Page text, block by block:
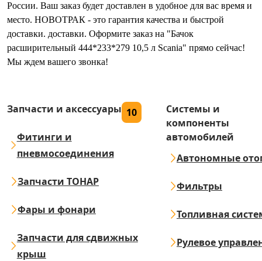
России. Ваш заказ будет доставлен в удобное для вас время и
место. НОВОТРАК - это гарантия качества и быстрой
доставки. доставки. Оформите заказ на "Бачок
расширительный 444*233*279 10,5 л Scania" прямо сейчас!
Мы ждем вашего звонка!
Запчасти и аксессуары 10
Фитинги и
пневмосоединения
Запчасти ТОНАР
Фары и фонари
Запчасти для сдвижных
крыш
Системы и
компоненты
автомобилей
Автономные
Фильтры
Топливная
Рулевое